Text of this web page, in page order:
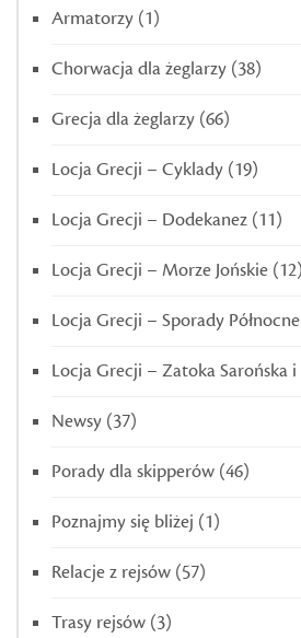
Armatorzy (1)
Chorwacja dla żeglarzy (38)
Grecja dla żeglarzy (66)
Locja Grecji – Cyklady (19)
Locja Grecji – Dodekanez (11)
Locja Grecji – Morze Jońskie (12)
Locja Grecji – Sporady Północne
Locja Grecji – Zatoka Sarońska
Newsy (37)
Porady dla skipperów (46)
Poznajmy się bliżej (1)
Relacje z rejsów (57)
Trasy rejsów (3)